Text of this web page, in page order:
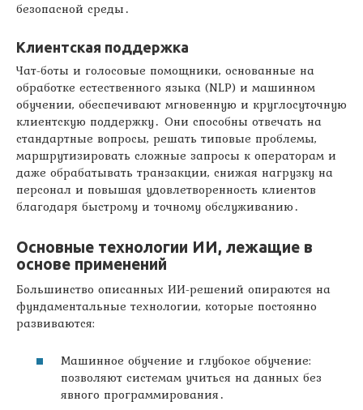
безопасной среды․
Клиентская поддержка
Чат-боты и голосовые помощники, основанные на
обработке естественного языка (NLP) и машинном
обучении, обеспечивают мгновенную и круглосуточную
клиентскую поддержку․ Они способны отвечать на
стандартные вопросы, решать типовые проблемы,
маршрутизировать сложные запросы к операторам и
даже обрабатывать транзакции, снижая нагрузку на
персонал и повышая удовлетворенность клиентов
благодаря быстрому и точному обслуживанию․
Основные технологии ИИ, лежащие в
основе применений
Большинство описанных ИИ-решений опираются на
фундаментальные технологии, которые постоянно
развиваются:
Машинное обучение и глубокое обучение:
позволяют системам учиться на данных без
явного программирования․